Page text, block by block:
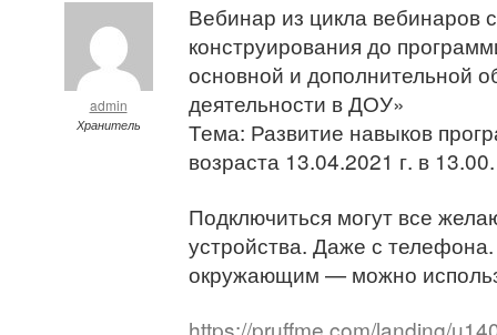
admin
Хранитель
Вебинар из цикла
конструирования до
основной и дополнительной
деятельности в ДОУ»
Тема: Развитие навыков
возраста 13.04.2021 г. в 13.00.
Подключиться могут все
устройства. Даже с
окружающим — можно
https://pruffme.com/landing/